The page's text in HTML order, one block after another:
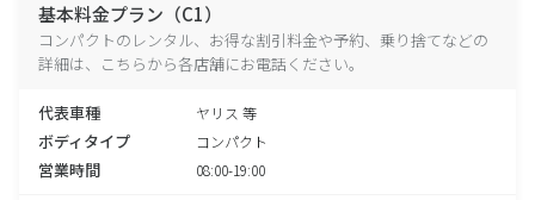
基本料金プラン（C1）
コンパクトのレンタル、お得な割引料金や予約、乗り捨てなどの
詳細は、こちらから各店舗にお電話ください。
代表車種 ヤリス 等
ボディタイプ コンパクト
営業時間 08:00-19:00